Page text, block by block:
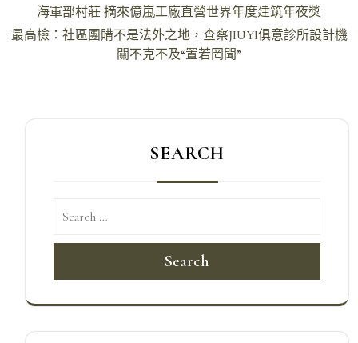
章
海軍部村莊 摘來億嵐工廠直營世界年度建筑年夜獎
最高檢：社區團購不是法外之地，查察JIUYI俱意診所設計機
關不克不及“置若罔聞”
SEARCH
Search